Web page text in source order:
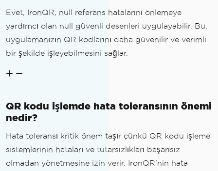
Evet, IronQR, null referans hatalarını önlemeye
yardımcı olan null güvenli desenleri uygulayabilir. Bu,
uygulamanızın QR kodlarını daha güvenilir ve verimli
bir şekilde işleyebilmesini sağlar.
QR kodu işlemde hata toleransının önemi
nedir?
Hata toleransı kritik önem taşır çünkü QR kodu işleme
sistemlerinin hataları ve tutarsızlıkları başarısız
olmadan yönetmesine izin verir. IronQR'nin hata